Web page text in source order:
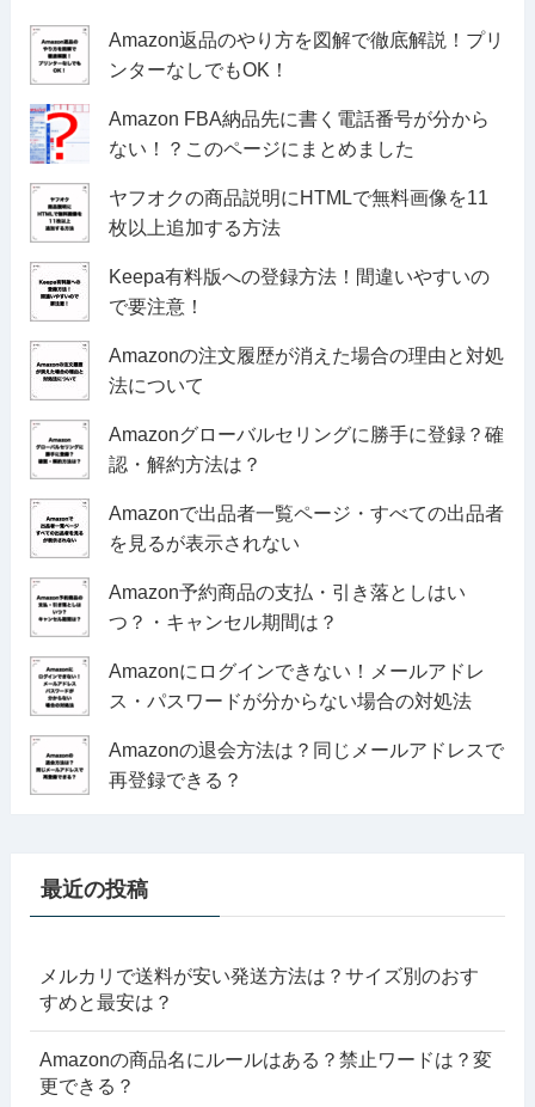
Amazon返品のやり方を図解で徹底解説！プリ
ンターなしでもOK！
Amazon FBA納品先に書く電話番号が分から
ない！？このページにまとめました
ヤフオクの商品説明にHTMLで無料画像を11
枚以上追加する方法
Keepa有料版への登録方法！間違いやすいの
で要注意！
Amazonの注文履歴が消えた場合の理由と対処
法について
Amazonグローバルセリングに勝手に登録？確
認・解約方法は？
Amazonで出品者一覧ページ・すべての出品者
を見るが表示されない
Amazon予約商品の支払・引き落としはい
つ？・キャンセル期間は？
Amazonにログインできない！メールアドレ
ス・パスワードが分からない場合の対処法
Amazonの退会方法は？同じメールアドレスで
再登録できる？
最近の投稿
メルカリで送料が安い発送方法は？サイズ別のおす
すめと最安は？
Amazonの商品名にルールはある？禁止ワードは？変
更できる？